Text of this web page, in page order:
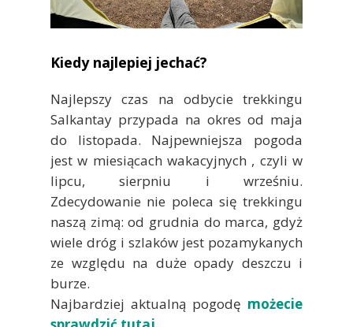
Kiedy najlepiej jechać?
Najlepszy czas na odbycie trekkingu
Salkantay przypada na okres od maja
do listopada. Najpewniejsza pogoda
jest w miesiącach wakacyjnych , czyli w
lipcu, sierpniu i wrześniu.
Zdecydowanie nie poleca się trekkingu
naszą zimą: od grudnia do marca, gdyż
wiele dróg i szlaków jest pozamykanych
ze względu na duże opady deszczu i
burze.
Najbardziej aktualną pogodę możecie